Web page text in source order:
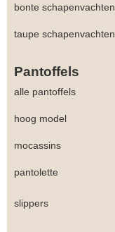
bonte schapenvachten
taupe schapenvachten
Pantoffels
alle pantoffels
hoog model
mocassins
pantolette
slippers